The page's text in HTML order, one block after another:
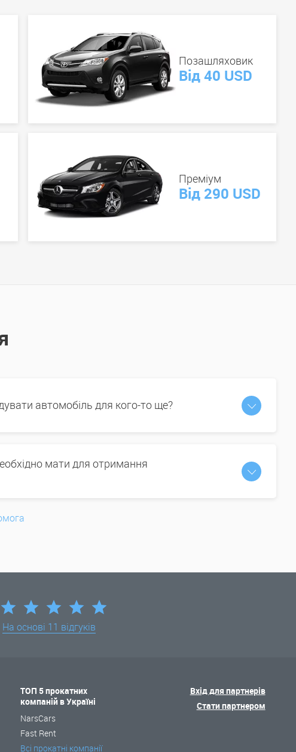
Позашляховик
Від 40 USD
Преміум
Від 290 USD
автомобіль для кого-то ще?
мати для отримання
На основі 11 відгуків
ТОП 5 прокатних
компаній в Україні
NarsCars
Fast Rent
Всі прокатні компанії
Вхід для партнерів
Стати партнером